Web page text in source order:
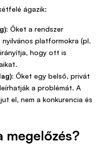
ágazik:
Őket a rendszer
platformokra (pl.
hogy ott is
Őket egy belső, privát
a problémát. A
el, nem a konkurencia és
megelőzés?